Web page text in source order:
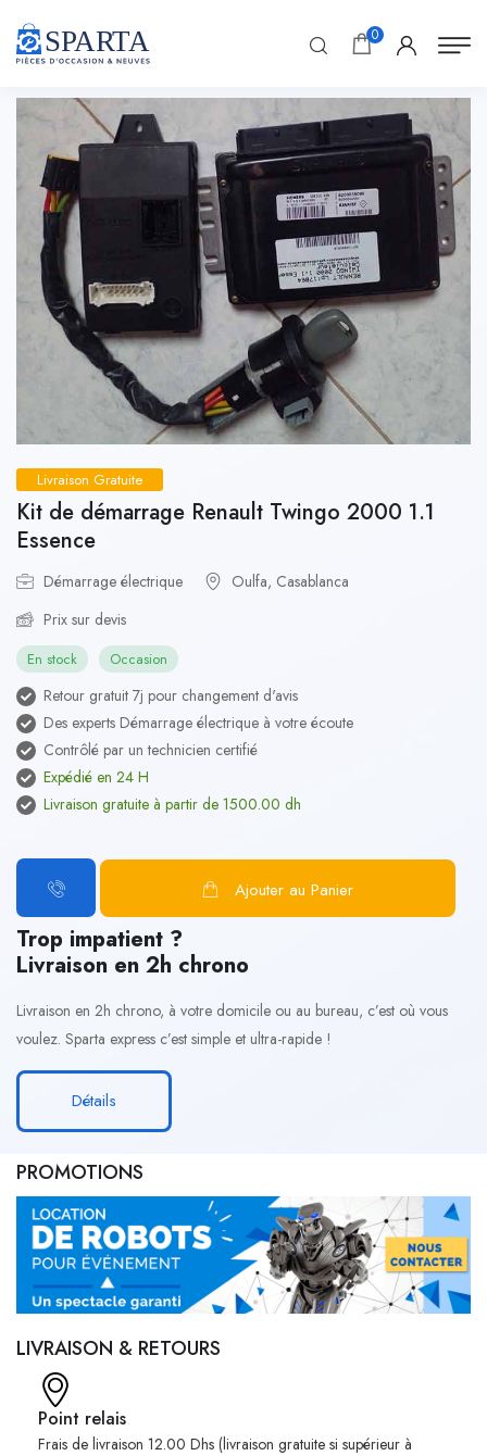
0
Livraison Gratuite
Kit de démarrage Renault Twingo 2000 1.1
Essence
Démarrage électrique
Oulfa, Casablanca
Prix sur devis
En stock Occasion
Retour gratuit 7j pour changement d'avis
Des experts Démarrage électrique à votre écoute
Contrôlé par un technicien certifié
Expédié en 24 H
Livraison gratuite à partir de 1500.00 dh
Ajouter au Panier
Trop impatient ?
Livraison en 2h chrono
Livraison en 2h chrono, à votre domicile ou au bureau, c’est où vous
voulez. Sparta express c’est simple et ultra-rapide !
Détails
PROMOTIONS
LIVRAISON & RETOURS
Point relais
Frais de livraison 12.00 Dhs (livraison gratuite si supérieur à